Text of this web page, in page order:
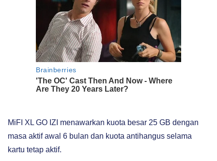
MiFI XL GO IZI menawarkan kuota besar 25 GB dengan
masa aktif awal 6 bulan dan kuota antihangus selama
kartu tetap aktif.